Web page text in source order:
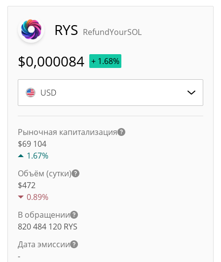
RYS RefundYourSOL
$0,000084 + 1.68%
USD
Рыночная капитализация
$69 104
1.67%
Объём (сутки)
$472
0.89%
В обращении
820 484 120 RYS
Дата эмиссии
-